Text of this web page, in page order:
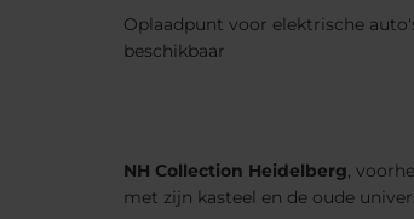
Oplaadpunt voor elektrische
beschikbaar
NH Collection Heidelberg,
met zijn kasteel en de oude